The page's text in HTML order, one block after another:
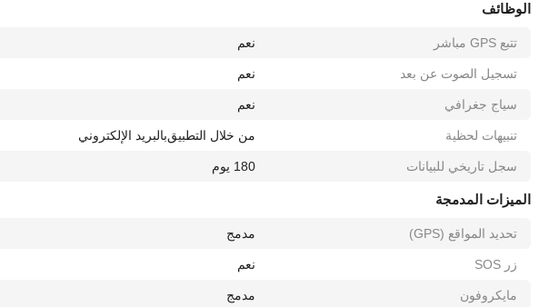
الوظائف
تتبع GPS مباشر نعم
تسجيل الصوت عن بعد نعم
سياج جغرافي نعم
تنبيهات لحظية من خلال التطبيقبالبريد الإلكتروني
سجل تاريخي للبيانات 180 يوم
الميزات المدمجة
تحديد المواقع (GPS) مدمج
زر SOS نعم
مايكروفون مدمج